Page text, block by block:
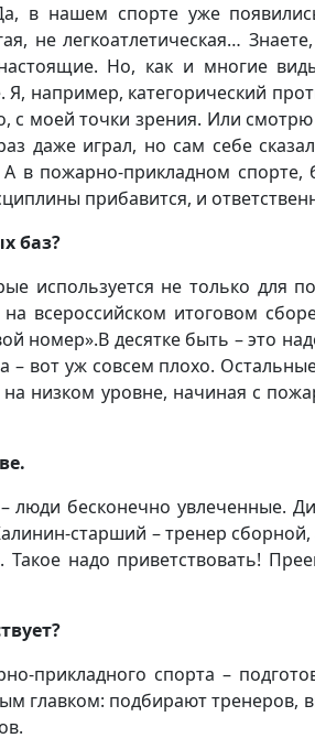
в нашем спорте уже
не легкоатлетическая…
Но, как и многие
Я, например, категорический
с моей точки зрения. Или
даже играл, но сам себе
в пожарно-прикладном спорте,
прибавится, и
баз?
используется не только для
всероссийском итоговом
номер».В десятке быть – это
– вот уж совсем плохо.
низком уровне, начиная с
люди бесконечно увлеченные.
старший – тренер
надо приветствовать!
прикладного спорта –
главком: подбирают тренеров,